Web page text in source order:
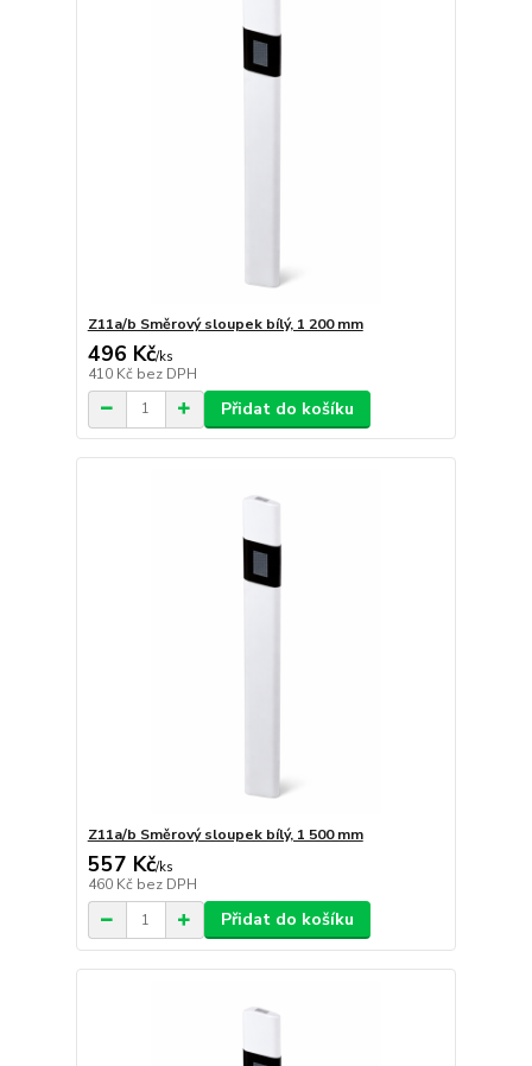
Z11a/b Směrový sloupek bílý, 1 200 mm
496 Kč/ks
410 Kč bez DPH
Přidat do košíku
Z11a/b Směrový sloupek bílý, 1 500 mm
557 Kč/ks
460 Kč bez DPH
Přidat do košíku